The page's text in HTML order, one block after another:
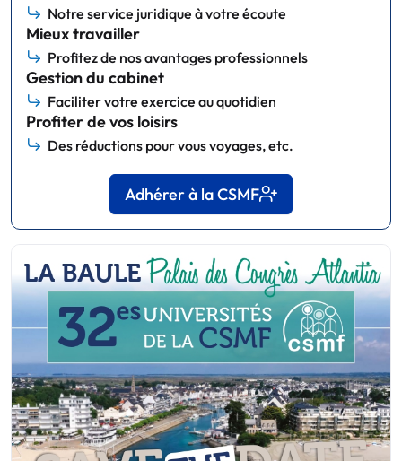
Notre service juridique à votre écoute
Mieux travailler
Profitez de nos avantages professionnels
Gestion du cabinet
Faciliter votre exercice au quotidien
Profiter de vos loisirs
Des réductions pour vous voyages, etc.
Adhérer à la CSMF